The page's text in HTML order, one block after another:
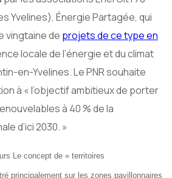
Yvelines), Énergie Partagée, qui
vingtaine de projets de ce type en
locale de l’énergie et du climat
en-Yvelines. Le PNR souhaite
à « l’objectif ambitieux de porter
à 40 % de la
d’ici 2030. »
Le concept de « territoires
principalement sur les zones pavillonnaires